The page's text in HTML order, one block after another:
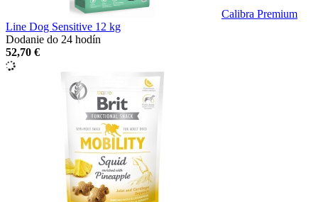
Calibra Premium
Line Dog Sensitive 12 kg
Dodanie do 24 hodín
52,70 €